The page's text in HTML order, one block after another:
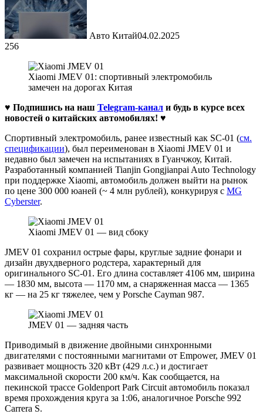
Авто Китай04.02.2025
256
Xiaomi JMEV 01: спортивный электромобиль
замечен на дорогах Китая
♥ Подпишись на наш Telegram-канал и будь в курсе всех
новостей о китайских автомобилях! ♥
Спортивный электромобиль, ранее известный как SC-01 (см.
спецификации), был переименован в Xiaomi JMEV 01 и
недавно был замечен на испытаниях в Гуанчжоу, Китай.
Разработанный компанией Tianjin Gongjianpai Auto Technology
при поддержке Xiaomi, автомобиль должен выйти на рынок
по цене 300 000 юаней (~ 4 млн рублей), конкурируя с MG
Cyberster.
Xiaomi JMEV 01 — вид сбоку
JMEV 01 сохранил острые фары, круглые задние фонари и
дизайн двухдверного родстера, характерный для
оригинального SC-01. Его длина составляет 4106 мм, ширина
— 1830 мм, высота — 1170 мм, а снаряженная масса — 1365
кг — на 25 кг тяжелее, чем у Porsche Cayman 987.
JMEV 01 — задняя часть
Приводимый в движение двойными синхронными
двигателями с постоянными магнитами от Empower, JMEV 01
развивает мощность 320 кВт (429 л.с.) и достигает
максимальной скорости 200 км/ч. Как сообщается, на
пекинской трассе Goldenport Park Circuit автомобиль показал
время прохождения круга за 1:06, аналогичное Porsche 992
Carrera S.